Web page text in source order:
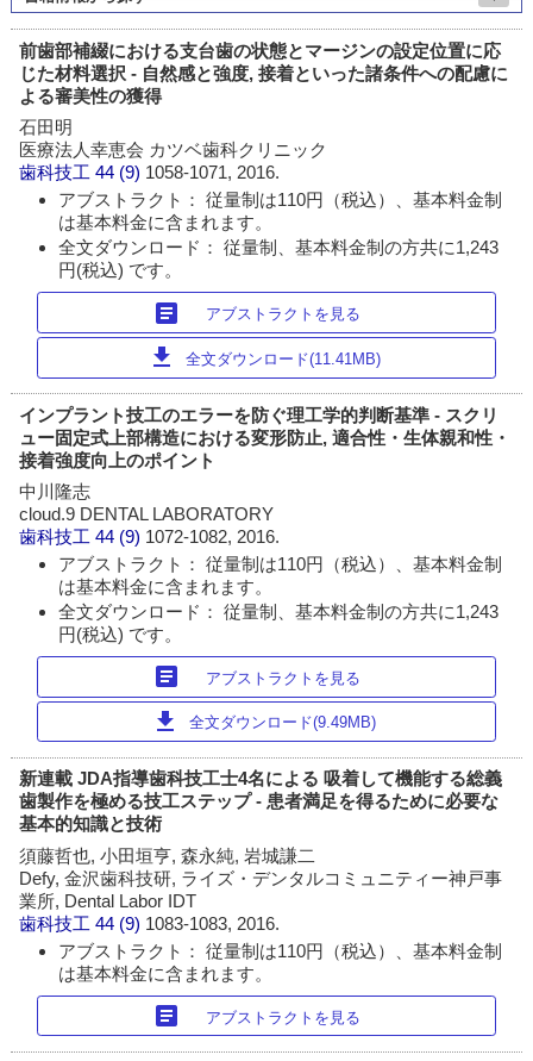
前歯部補綴における支台歯の状態とマージンの設定位置に応
じた材料選択 - 自然感と強度, 接着といった諸条件への配慮に
よる審美性の獲得
石田明
医療法人幸恵会 カツベ歯科クリニック
歯科技工 44 (9) 1058-1071, 2016.
アブストラクト： 従量制は110円（税込）、基本料金制
は基本料金に含まれます。
全文ダウンロード： 従量制、基本料金制の方共に1,243
円(税込) です。
article アブストラクトを見る
download 全文ダウンロード(11.41MB)
インプラント技工のエラーを防ぐ理工学的判断基準 - スクリ
ュー固定式上部構造における変形防止, 適合性・生体親和性・
接着強度向上のポイント
中川隆志
cloud.9 DENTAL LABORATORY
歯科技工 44 (9) 1072-1082, 2016.
アブストラクト： 従量制は110円（税込）、基本料金制
は基本料金に含まれます。
全文ダウンロード： 従量制、基本料金制の方共に1,243
円(税込) です。
article アブストラクトを見る
download 全文ダウンロード(9.49MB)
新連載 JDA指導歯科技工士4名による 吸着して機能する総義
歯製作を極める技工ステップ - 患者満足を得るために必要な
基本的知識と技術
須藤哲也, 小田垣亨, 森永純, 岩城謙二
Defy, 金沢歯科技研, ライズ・デンタルコミュニティー神戸事
業所, Dental Labor IDT
歯科技工 44 (9) 1083-1083, 2016.
アブストラクト： 従量制は110円（税込）、基本料金制
は基本料金に含まれます。
article アブストラクトを見る